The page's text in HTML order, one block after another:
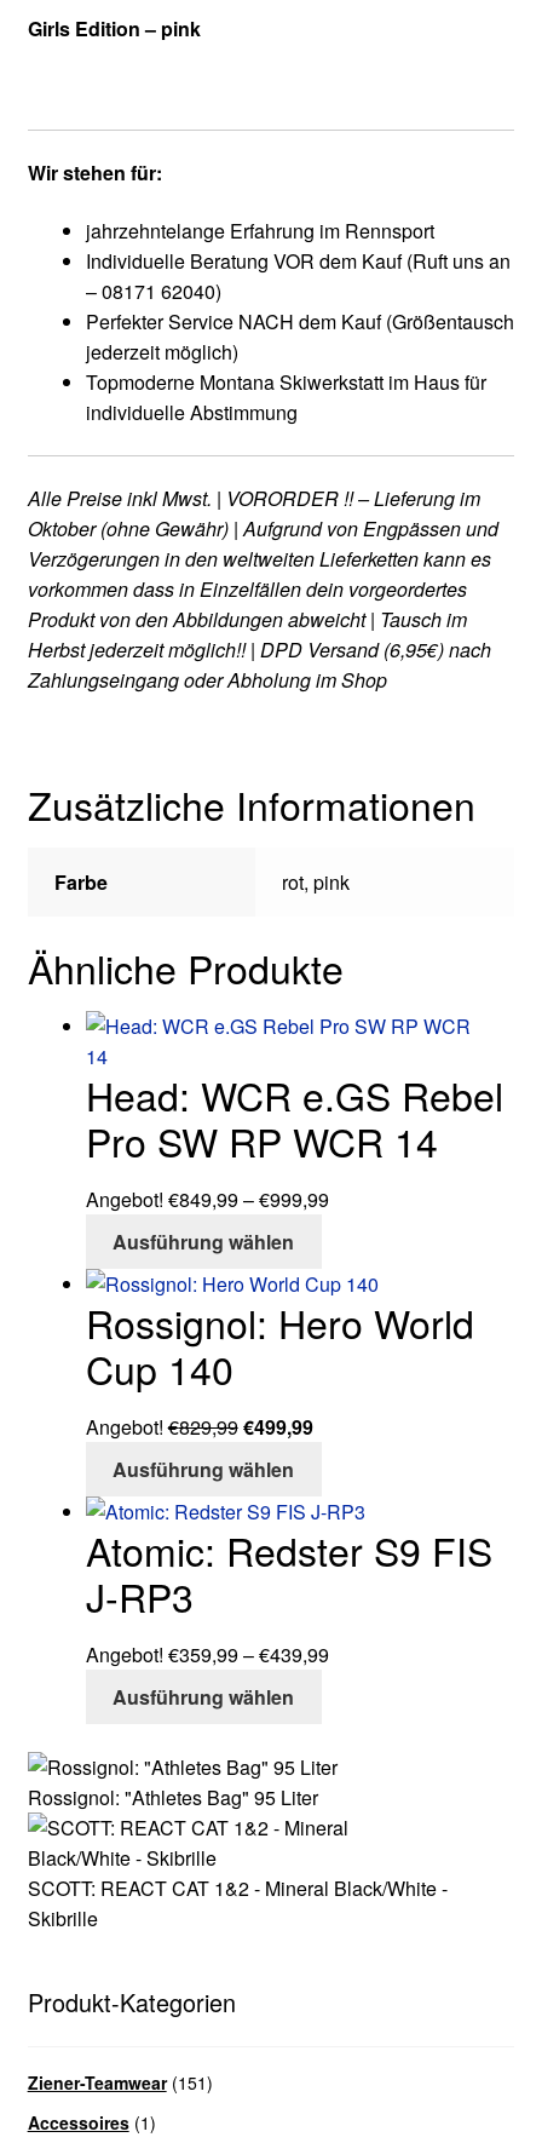
Girls Edition – pink
Wir stehen für:
jahrzehntelange Erfahrung im Rennsport
Individuelle Beratung VOR dem Kauf (Ruft uns an
– 08171 62040)
Perfekter Service NACH dem Kauf (Größentausch
jederzeit möglich)
Topmoderne Montana Skiwerkstatt im Haus für
individuelle Abstimmung
Alle Preise inkl Mwst. | VORORDER !! – Lieferung im
Oktober (ohne Gewähr) | Aufgrund von Engpässen und
Verzögerungen in den weltweiten Lieferketten kann es
vorkommen dass in Einzelfällen dein vorgeordertes
Produkt von den Abbildungen abweicht | Tausch im
Herbst jederzeit möglich!! | DPD Versand (6,95€) nach
Zahlungseingang oder Abholung im Shop
Zusätzliche Informationen
Farbe rot, pink
Ähnliche Produkte
Head: WCR e.GS Rebel
Pro SW RP WCR 14
Angebot! €849,99–€999,99Preisspanne:
€999,99
Ausführung wählen
weist
mehrere
auf
Produktseite
Rossignol: Hero World
Cup 140
Angebot! €829,99Ursprünglicher
Preis
war:
€829,99
€499,99Aktueller
€499,99.
Ausführung wählen
weist
mehrere
Optionen
der
gewählt
Atomic: Redster S9 FIS
J-RP3
Angebot! €359,99–€439,99Preisspanne:
Ausführung wählen
mehrere
auf.
Optionen
Rossignol: "Athletes Bag" 95 Liter
SCOTT: REACT CAT 1&2 - Mineral Black/White -
Skibrille
Produkt-Kategorien
Ziener-Teamwear (151)
Accessoires (1)